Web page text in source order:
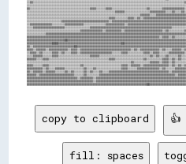
copy to clipboard 👍
fill: spaces